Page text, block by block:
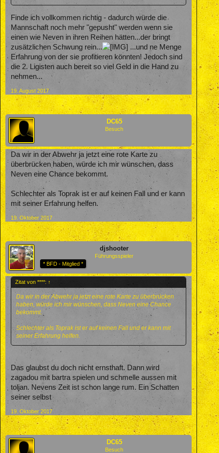
Finde ich vollkommen richtig - dadurch würde die
Mannschaft noch mehr "gepusht" werden wenn sie
einen wie Neven in ihren Reihen hätten...der bringt
zusätzlichen Schwung rein...
...und ne Menge
Erfahrung von der sie profitieren könnten! Jedoch sind
die 2. Ligisten auch bereit so viel Geld in die Hand zu
nehmen...
19. August 2017
DC65
Besuch
Da wir in der Abwehr ja jetzt eine rote Karte zu
überbrücken haben, würde ich mir wünschen, dass
Neven eine Chance bekommt.
Schlechter als Toprak ist er auf keinen Fall und er kann
mit seiner Erfahrung helfen.
19. Oktober 2017
djshooter
Führungsspieler
* BFD - Mitglied *
Zitat von ****: ↑
Da wir in der Abwehr ja jetzt eine rote Karte zu überbrücken
haben, würde ich mir wünschen, dass Neven eine Chance
bekommt.
Schlechter als Toprak ist er auf keinen Fall und er kann mit
seiner Erfahrung helfen.
Das glaubst du doch nicht ernsthaft. Dann wird
zagadou mit bartra spielen und schmelle aussen mit
toljan. Nevens Zeit ist schon lange rum. Ein Schatten
seiner selbst
19. Oktober 2017
DC65
Besuch